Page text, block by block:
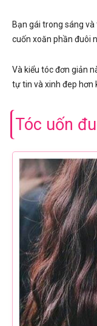
Bạn gái trong sáng
cuốn xoăn phần đuôi
Và kiểu tóc đơn giản
tự tin và xinh đep hơn
Tóc uốn